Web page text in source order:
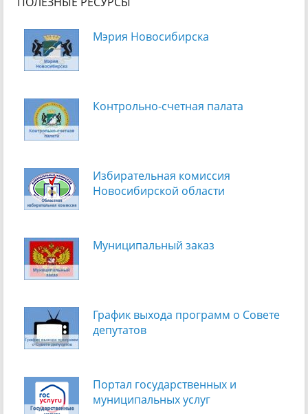
Мэрия Новосибирска
Контрольно-счетная палата
Избирательная комиссия
Новосибирской области
Муниципальный заказ
График выхода программ о Cовете
депутатов
Портал государственных и
муниципальных услуг